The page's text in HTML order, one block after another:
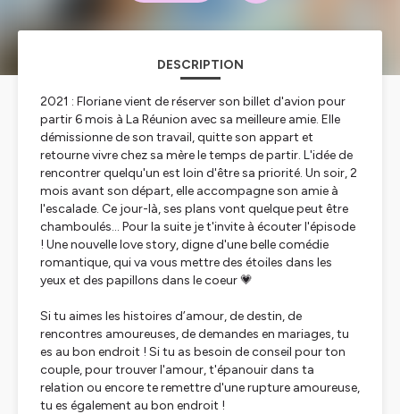
DESCRIPTION
2021 : Floriane vient de réserver son billet d'avion pour
partir 6 mois à La Réunion avec sa meilleure amie. Elle
démissionne de son travail, quitte son appart et
retourne vivre chez sa mère le temps de partir. L'idée de
rencontrer quelqu'un est loin d'être sa priorité. Un soir, 2
mois avant son départ, elle accompagne son amie à
l'escalade. Ce jour-là, ses plans vont quelque peut être
chamboulés... Pour la suite je t'invite à écouter l'épisode
! Une nouvelle love story, digne d'une belle comédie
romantique, qui va vous mettre des étoiles dans les
yeux et des papillons dans le coeur 💗
Si tu aimes les histoires d’amour, de destin, de
rencontres amoureuses, de demandes en mariages, tu
es au bon endroit ! Si tu as besoin de conseil pour ton
couple, pour trouver l'amour, t'épanouir dans ta
relation ou encore te remettre d'une rupture amoureuse,
tu es également au bon endroit !